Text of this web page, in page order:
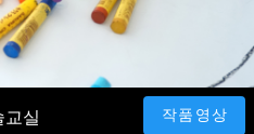
상
교실 작품영상